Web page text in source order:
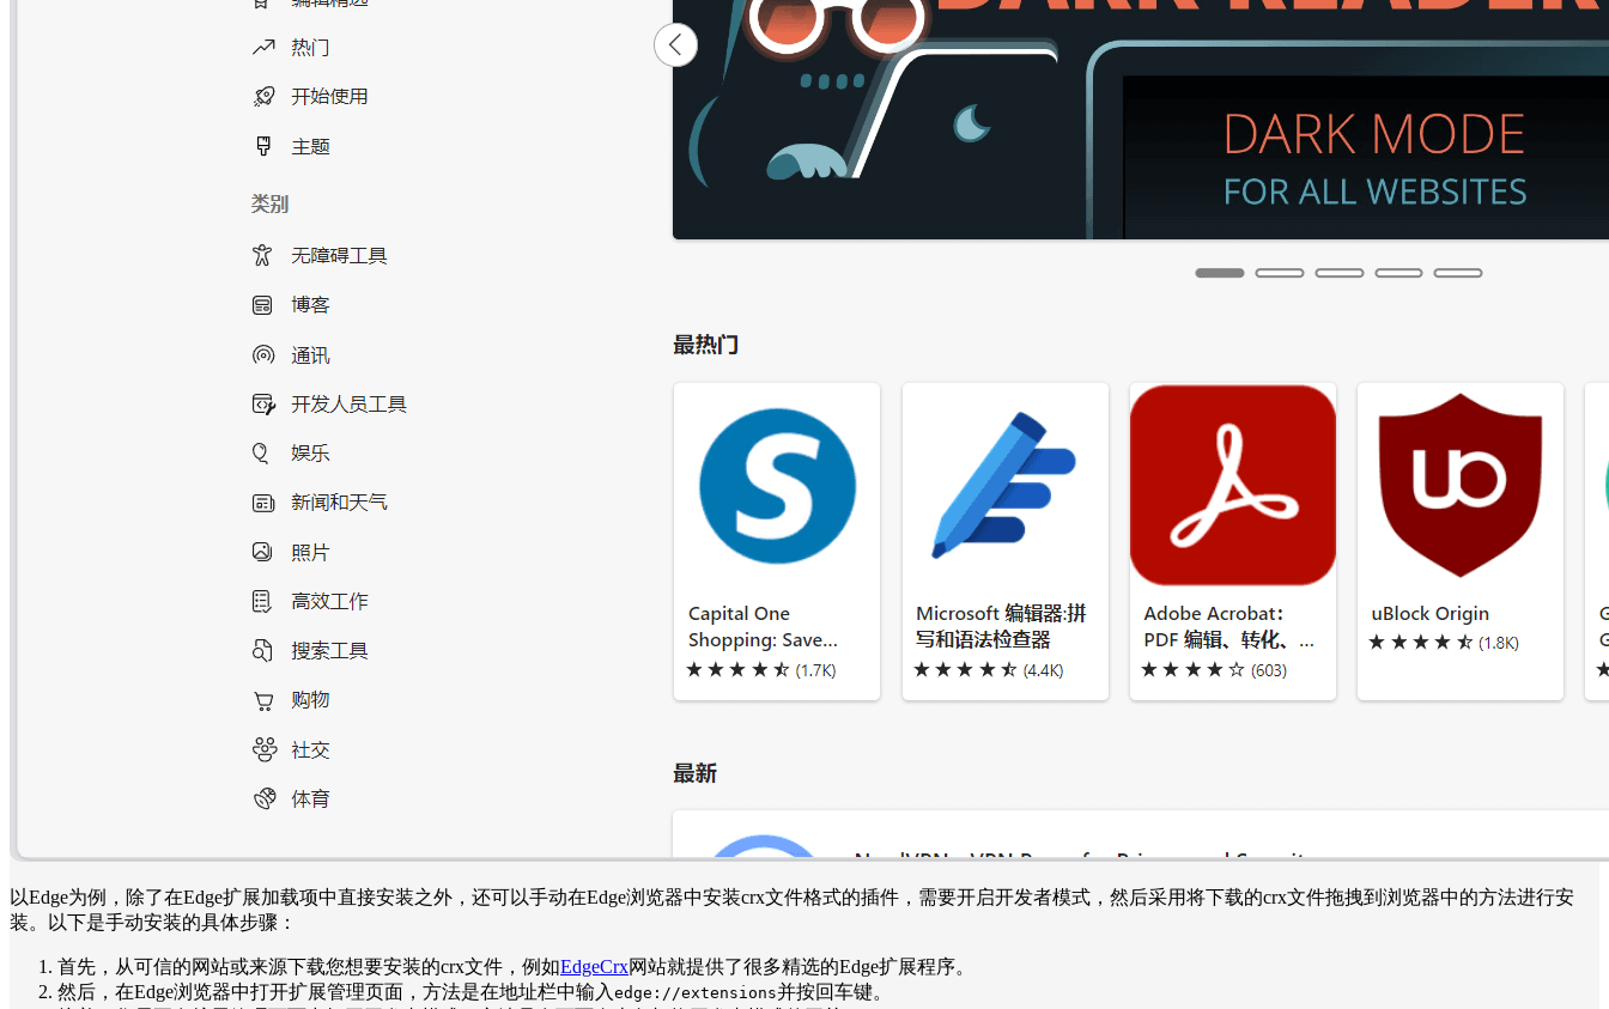
以Edge为例，除了在Edge扩展加载项中直接安装之外，还可以手动在Edge浏览器中安装crx文件格式的插件，需要开启开发者模式，然后采用将下载的crx文件拖拽到浏览器中的方法进行安
装。以下是手动安装的具体步骤：
首先，从可信的网站或来源下载您想要安装的crx文件，例如EdgeCrx网站就提供了很多精选的Edge扩展程序。
然后，在Edge浏览器中打开扩展管理页面，方法是在地址栏中输入 edge://extensions并按回车键。